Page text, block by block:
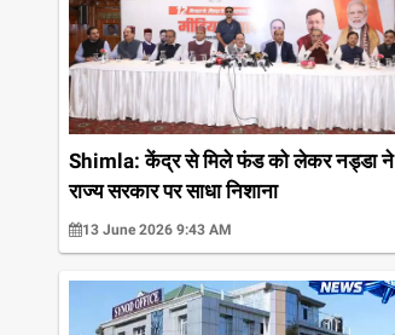
Shimla: केंद्र से मिले फंड को लेकर नड्डा ने
राज्य सरकार पर साधा निशाना
13 June 2026 9:43 AM